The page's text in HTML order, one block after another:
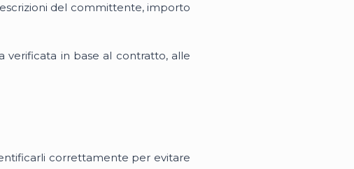
del committente, importo
verificata in base al contratto, alle
correttamente per evitare